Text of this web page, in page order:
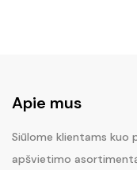
Apie mus
Siūlome klientams kuo
apšvietimo